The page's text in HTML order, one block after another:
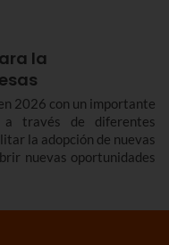
la
2026 con un importante
a través de diferentes
la adopción de nuevas
nuevas oportunidades